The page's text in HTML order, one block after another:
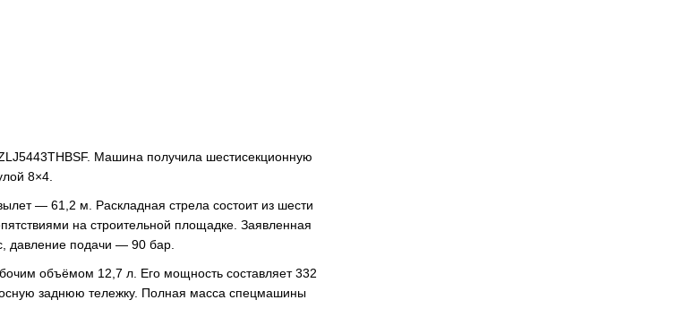
Машина получила шестисекционную
8×4.
— 61,2 м. Раскладная стрела состоит из шести
на строительной площадке. Заявленная
давление подачи — 90 бар.
объёмом 12,7 л. Его мощность составляет 332
заднюю тележку. Полная масса спецмашины